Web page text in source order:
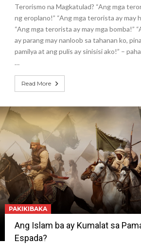
Terorismo na Magkatulad? “Ang mga
ng eroplano!” “Ang mga terorista ay may
“Ang mga terorista ay may mga bomba!”
ay parang may nanloob sa tahanan ko,
pamilya at ang pulis ay sinisisi ako!” –
…
Read More
PAKIKIBAKA
Ang Islam ba ay Kumalat sa
Espada?